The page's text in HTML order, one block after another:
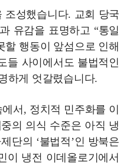
성했습니다. 교회 당국
유감을 표명하고 “통일
행동이 앞섬으로 인해
들 사이에서도 불법적인
하게 엇갈렸습니다.
서, 정치적 민주화를 이
의 의식 수준은 아직 냉
단의 ‘불법적’인 방북은
이 냉전 이데올로기에서